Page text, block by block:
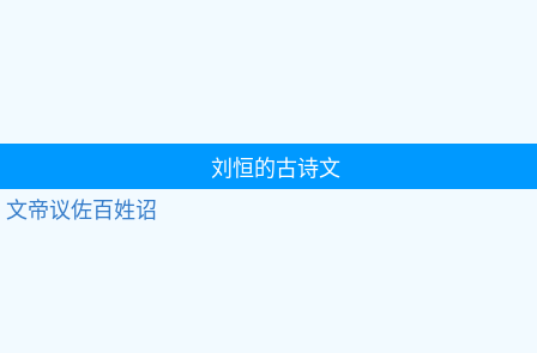
刘恒的古诗文
文帝议佐百姓诏